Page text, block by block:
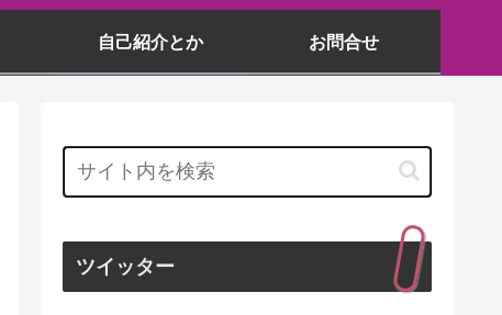
自己紹介とか お問合せ
ツイッター